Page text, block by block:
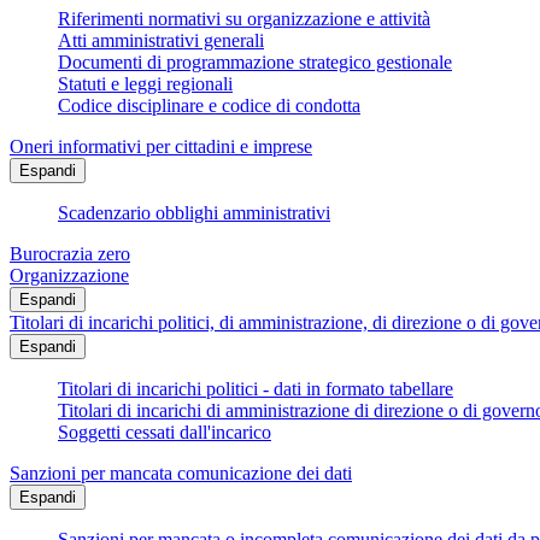
Riferimenti normativi su organizzazione e attività
Atti amministrativi generali
Documenti di programmazione strategico gestionale
Statuti e leggi regionali
Codice disciplinare e codice di condotta
Oneri informativi per cittadini e imprese
Espandi
Scadenzario obblighi amministrativi
Burocrazia zero
Organizzazione
Espandi
Titolari di incarichi politici, di amministrazione, di direzione o di
Espandi
Titolari di incarichi politici - dati in formato tabellare
Titolari di incarichi di amministrazione di direzione o di
Soggetti cessati dall'incarico
Sanzioni per mancata comunicazione dei dati
Espandi